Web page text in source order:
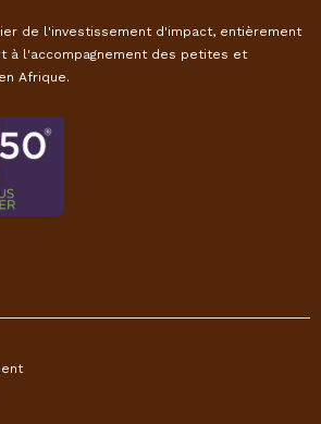
de l'investissement d'impact, entièrement
à l'accompagnement des petites et
Afrique.